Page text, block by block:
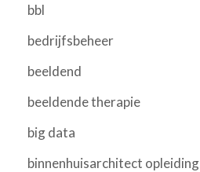
bbl
bedrijfsbeheer
beeldend
beeldende therapie
big data
binnenhuisarchitect opleiding